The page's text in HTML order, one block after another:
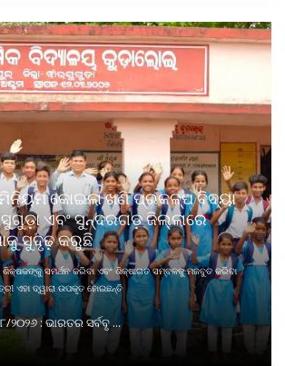
କୋଇଲା ଖଣି ପ୍ରକଳ୍ପ ବିଦ୍ୟା
ଏବଂ ସୁନ୍ଦରଗଡ଼ ଜିଲ୍ଲାରେ
ସୁଦୃଢ଼ କରୁଛି
ଶିକ୍ଷକଙ୍କୁ ସମର୍ଥନ କରିବା ଏବଂ ଶିକ୍ଷାଗତ ସମ୍ବଳକୁ ମଜବୁତ କରିବା
ଏହା ଦ୍ୱାରା ଉପକୃତ ହୋଇଛନ୍ତି
: ଭାରତର ସର୍ବବୃ ...